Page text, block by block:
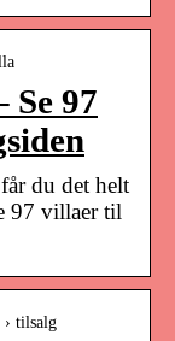
Se 97
du det helt
97 villaer til
tilsalg